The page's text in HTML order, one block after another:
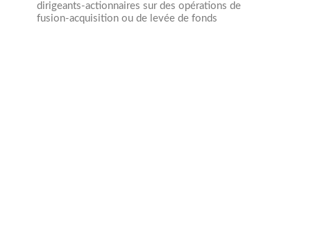
dirigeants-actionnaires sur des opérations de
fusion-acquisition ou de levée de fonds